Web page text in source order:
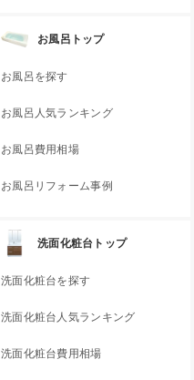
お風呂トップ
お風呂を探す
お風呂人気ランキング
お風呂費用相場
お風呂リフォーム事例
洗面化粧台トップ
洗面化粧台を探す
洗面化粧台人気ランキング
洗面化粧台費用相場